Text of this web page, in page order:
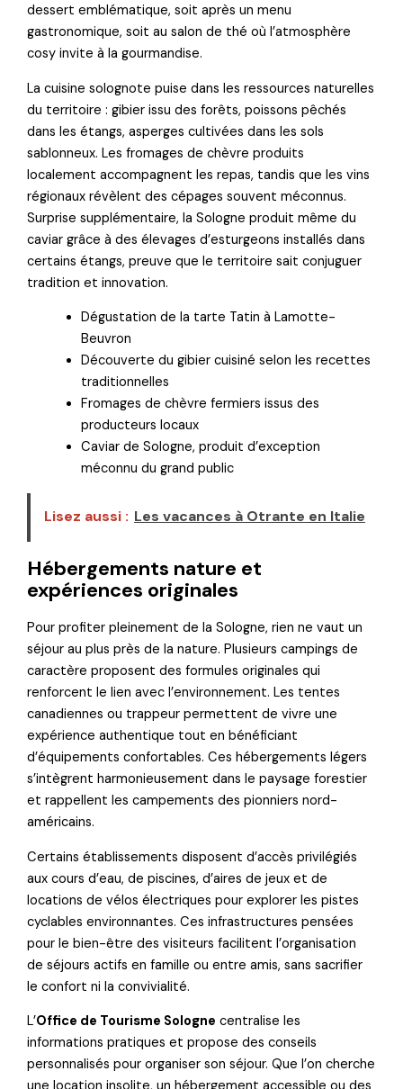
dessert emblématique, soit après un menu
gastronomique, soit au salon de thé où l’atmosphère
cosy invite à la gourmandise.
La cuisine solognote puise dans les ressources naturelles
du territoire : gibier issu des forêts, poissons pêchés
dans les étangs, asperges cultivées dans les sols
sablonneux. Les fromages de chèvre produits
localement accompagnent les repas, tandis que les vins
régionaux révèlent des cépages souvent méconnus.
Surprise supplémentaire, la Sologne produit même du
caviar grâce à des élevages d’esturgeons installés dans
certains étangs, preuve que le territoire sait conjuguer
tradition et innovation.
Dégustation de la tarte Tatin à Lamotte-
Beuvron
Découverte du gibier cuisiné selon les recettes
traditionnelles
Fromages de chèvre fermiers issus des
producteurs locaux
Caviar de Sologne, produit d’exception
méconnu du grand public
Lisez aussi : Les vacances à Otrante en Italie
Hébergements nature et
expériences originales
Pour profiter pleinement de la Sologne, rien ne vaut un
séjour au plus près de la nature. Plusieurs campings de
caractère proposent des formules originales qui
renforcent le lien avec l’environnement. Les tentes
canadiennes ou trappeur permettent de vivre une
expérience authentique tout en bénéficiant
d’équipements confortables. Ces hébergements légers
s’intègrent harmonieusement dans le paysage forestier
et rappellent les campements des pionniers nord-
américains.
Certains établissements disposent d’accès privilégiés
aux cours d’eau, de piscines, d’aires de jeux et de
locations de vélos électriques pour explorer les pistes
cyclables environnantes. Ces infrastructures pensées
pour le bien-être des visiteurs facilitent l’organisation
de séjours actifs en famille ou entre amis, sans sacrifier
le confort ni la convivialité.
L’Office de Tourisme Sologne centralise les
informations pratiques et propose des conseils
personnalisés pour organiser son séjour. Que l’on cherche